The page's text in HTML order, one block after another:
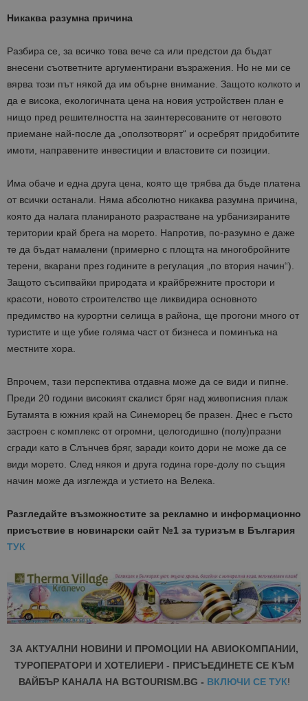
Никаква разумна причина
Разбира се, за всичко това вече са или предстои да бъдат
внесени съответните аргументирани възражения. Но не ми се
вярва този път някой да им обърне внимание. Защото колкото и
да е висока, екологичната цена на новия устройствен план е
нищо пред решителността на заинтересованите от неговото
приемане най-после да „оползотворят“ и осребрят придобитите
имоти, направените инвестиции и властовите си позиции.
Има обаче и една друга цена, която ще трябва да бъде платена
от всички останали. Няма абсолютно никаква разумна причина,
която да налага планираното разрастване на урбанизираните
територии край брега на морето. Напротив, по-разумно е даже
те да бъдат намалени (примерно с площта на многобройните
терени, вкарани през годините в регулация „по втория начин“).
Защото съсипвайки природата и крайбрежните простори и
красоти, новото строителство ще ликвидира основното
предимство на курортни селища в района, ще прогони много от
туристите и ще убие голяма част от бизнеса и поминъка на
местните хора.
Впрочем, тази перспектива отдавна може да се види и пипне.
Преди 20 години високият скалист бряг над живописния плаж
Бутамята в южния край на Синеморец бе празен. Днес е гъсто
застроен с комплекс от огромни, целогодишно (полу)празни
сгради като в Слънчев бряг, заради които дори не може да се
види морето. След някоя и друга година горе-долу по същия
начин може да изглежда и устието на Велека.
Разгледайте възможностите за рекламно и информационно
присъствие в новинарски сайт №1 за туризъм в България
ТУК
ЗА АКТУАЛНИ НОВИНИ И ПРОМОЦИИ НА АВИОКОМПАНИИ,
ТУРОПЕРАТОРИ И ХОТЕЛИЕРИ - ПРИСЪЕДИНЕТЕ СЕ КЪМ
ВАЙБЪР КАНАЛА НА BGTOURISM.BG - ВКЛЮЧИ СЕ ТУК!